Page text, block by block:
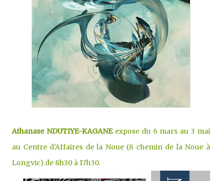
Athanase NDUTIYE-KAGANEexpose du 6 mars au 3 mai
au Centre d'Affaires de la Noue (8 chemin de la Noue à
Longvic) de 8h30 à 17h30.